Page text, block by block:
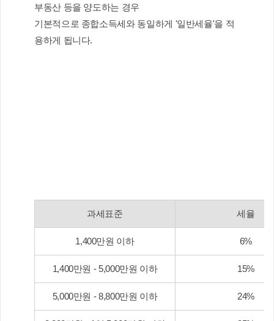
부동산 등을 양도하는 경우
기본적으로 종합소득세와 동일하게 '일반세율'을 적
용하게 됩니다.
과세표준 세율
1,400만원 이하 6%
1,400만원 - 5,000만원 이하 15%
5,000만원 - 8,800만원 이하 24%